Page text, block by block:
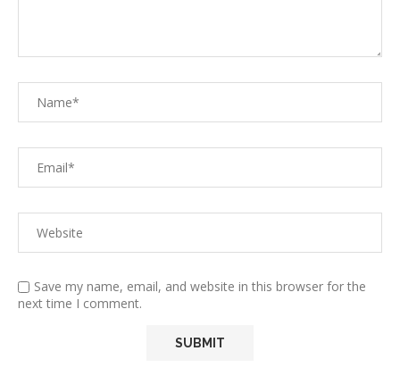
Save my name, email, and website in this browser for the
next time I comment.